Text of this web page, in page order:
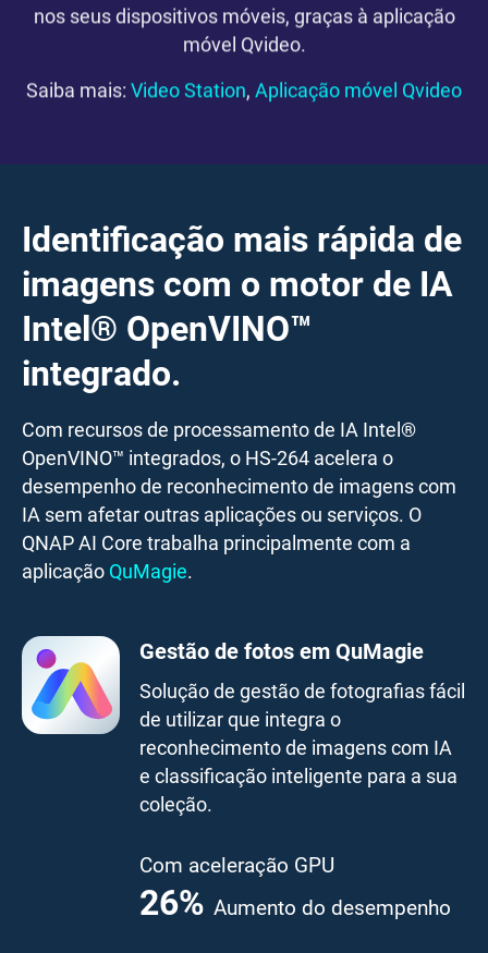
nos seus dispositivos móveis, graças à aplicação
móvel Qvideo.
Saiba mais: Video Station Aplicação móvel Qvideo
Identificação mais rápida de
imagens com o motor de IA
Intel® OpenVINO™
integrado.
Com recursos de processamento de IA Intel®
OpenVINO™ integrados, o HS-264 acelera o
desempenho de reconhecimento de imagens com
IA sem afetar outras aplicações ou serviços. O
QNAP AI Core trabalha principalmente com a
aplicação QuMagie.
Gestão de fotos em QuMagie
Solução de gestão de fotografias fácil
de utilizar que integra o
reconhecimento de imagens com IA
e classificação inteligente para a sua
coleção.
Com aceleração GPU
41.7 %Aumento do